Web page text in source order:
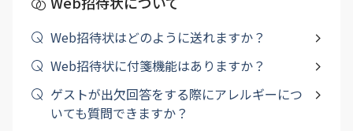
Web招待状はどのように送れますか？
Web招待状に付箋機能はありますか？
ゲストが出欠回答をする際にアレルギーにつ
いても質問できますか？